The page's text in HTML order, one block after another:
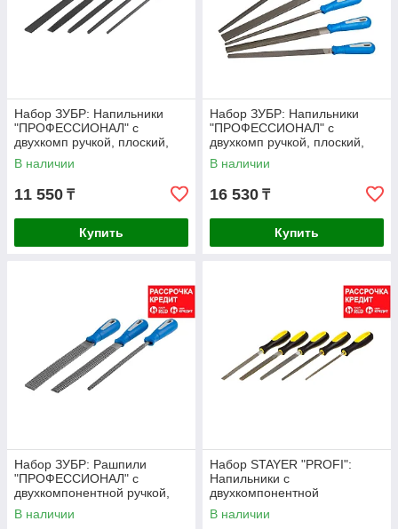
Набор ЗУБР: Напильники
"ПРОФЕССИОНАЛ" с
двухкомп ручкой, плоский,
полукруглый, трехгранный,
квадратный,
В наличии
11 550 ₸
Купить
Набор ЗУБР: Напильники
"ПРОФЕССИОНАЛ" с
двухкомп ручкой, плоский,
полукруглый, трехгранный,
квадратный,
В наличии
16 530 ₸
Купить
Набор ЗУБР: Рашпили
"ПРОФЕССИОНАЛ" с
двухкомпонентной ручкой,
плоский, полукруглый,
круглый, № 2, 200мм
В наличии
Набор STAYER "PROFI":
Напильники с
двухкомпонентной
В наличии